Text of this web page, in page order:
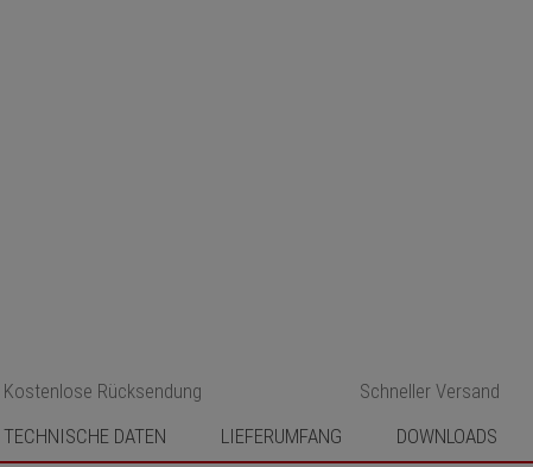
Kostenlose Rücksendung Schneller Versand
TECHNISCHE DATEN LIEFERUMFANG DOWNLOADS